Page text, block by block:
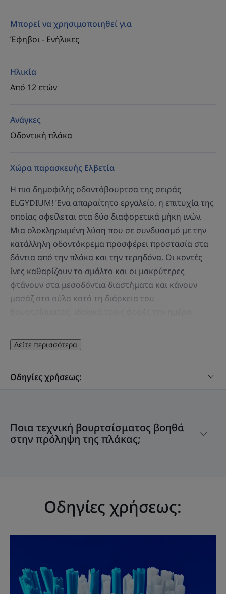
Μπορεί να χρησιμοποιηθεί για
Έφηβοι - Ενήλικες
Ηλικία
Από 12 ετών
Ανάγκες
Οδοντική πλάκα
Χώρα παρασκευής Ελβετία
Η πιο δημοφιλής οδοντόβουρτσα της σειράς
ELGYDIUM! Ένα απαραίτητο εργαλείο, η επιτυχία της
οποίας οφείλεται στα δύο διαφορετικά μήκη ινών.
Μια ολοκληρωμένη λύση που σε συνδυασμό με την
κατάλληλη οδοντόκρεμα προσφέρει προστασία στα
δόντια από την πλάκα και την τερηδόνα. Οι κοντές
ίνες καθαρίζουν το σμάλτο και οι μακρύτερες
φτάνουν στα μεσοδόντια διαστήματα και κάνουν
μασάζ στα ούλα κατά τη διάρκεια του
οδοντόβουρτσα ELGYDIUM Interactive είναι ένα
απαραίτητο εργαλείο για τη στοματική υγιεινή.
την οδοντόκρεμα ELGYDIUM
Προστασία από Τερηδόνα και
σμάλτου από την τερηδόνα.
Δείτε περισσότερα
Οδηγίες χρήσεως:
Ποια τεχνική βουρτσίσματος βοηθά
στην πρόληψη της πλάκας;
Οδηγίες χρήσεως: